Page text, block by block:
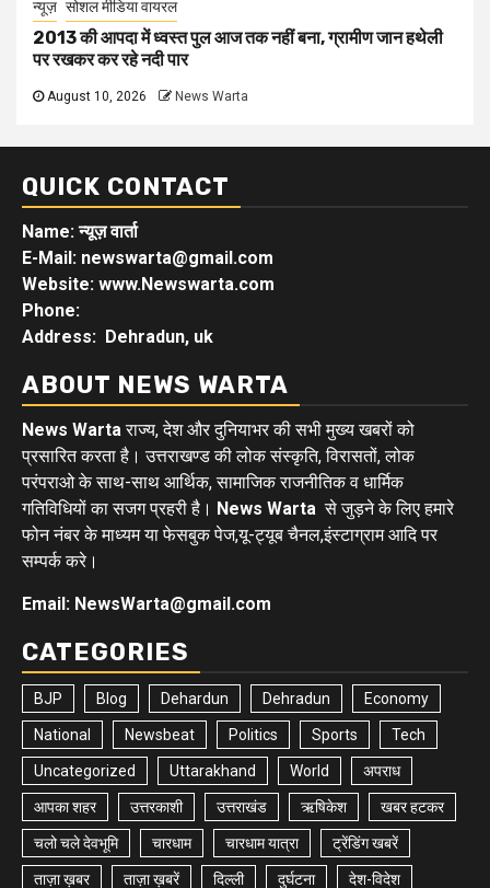
न्यूज़ सोशल मीडिया वायरल
2013 की आपदा में ध्वस्त पुल आज तक नहीं बना, ग्रामीण जान हथेली
पर रखकर कर रहे नदी पार
August 10, 2026 News Warta
QUICK CONTACT
Name: न्यूज़ वार्ता
E-Mail: newswarta@gmail.com
Website: www.Newswarta.com
Phone:
Address: Dehradun, uk
ABOUT NEWS WARTA
News Wartaराज्य, देश और दुनियाभर की सभी मुख्य खबरों को
प्रसारित करता है। उत्तराखण्ड की लोक संस्कृति, विरासतों, लोक
परंपराओ के साथ-साथ आर्थिक, सामाजिक राजनीतिक व धार्मिक
गतिविधियों का सजग प्रहरी है। News Warta से जुड़ने के लिए हमारे
फोन नंबर के माध्यम या फेसबुक पेज,यू-ट्यूब चैनल,इंस्टाग्राम आदि पर
सम्पर्क करे।
Email: NewsWarta@gmail.com
CATEGORIES
BJP Blog Dehardun Dehradun Economy
National Newsbeat Politics Sports Tech
Uncategorized Uttarakhand World अपराध
आपका शहर उत्तरकाशी उत्तराखंड ऋषिकेश खबर हटकर
चलो चले देवभूमि चारधाम चारधाम यात्रा ट्रेंडिंग खबरें
ताज़ा ख़बर ताज़ा ख़बरें दिल्ली दुर्घटना देश-विदेश